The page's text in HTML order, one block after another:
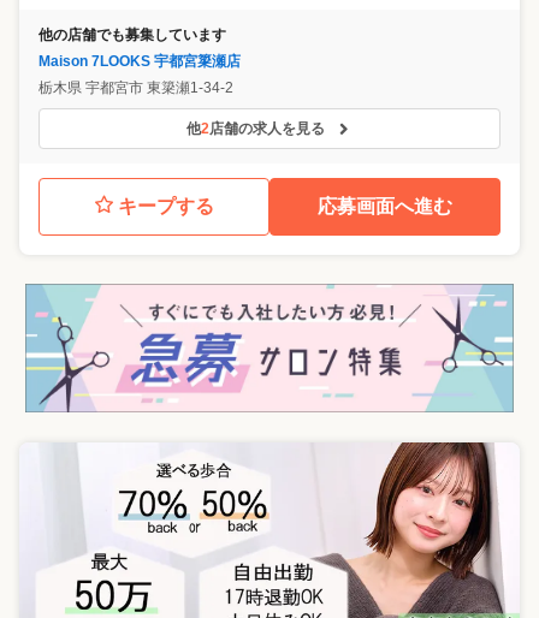
他の店舗でも募集しています
Maison 7LOOKS 宇都宮簗瀬店
栃木県 宇都宮市 東簗瀬1-34-2
他2店舗の求人を見る
キープする 応募画面へ進む